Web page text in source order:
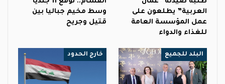
العربية” يطلعون على
عمل المؤسسة العامة
للغذاء والدواء
وسط مخيم جباليا بين
قتيل وجريح
البلد للجميع خارج الحدود